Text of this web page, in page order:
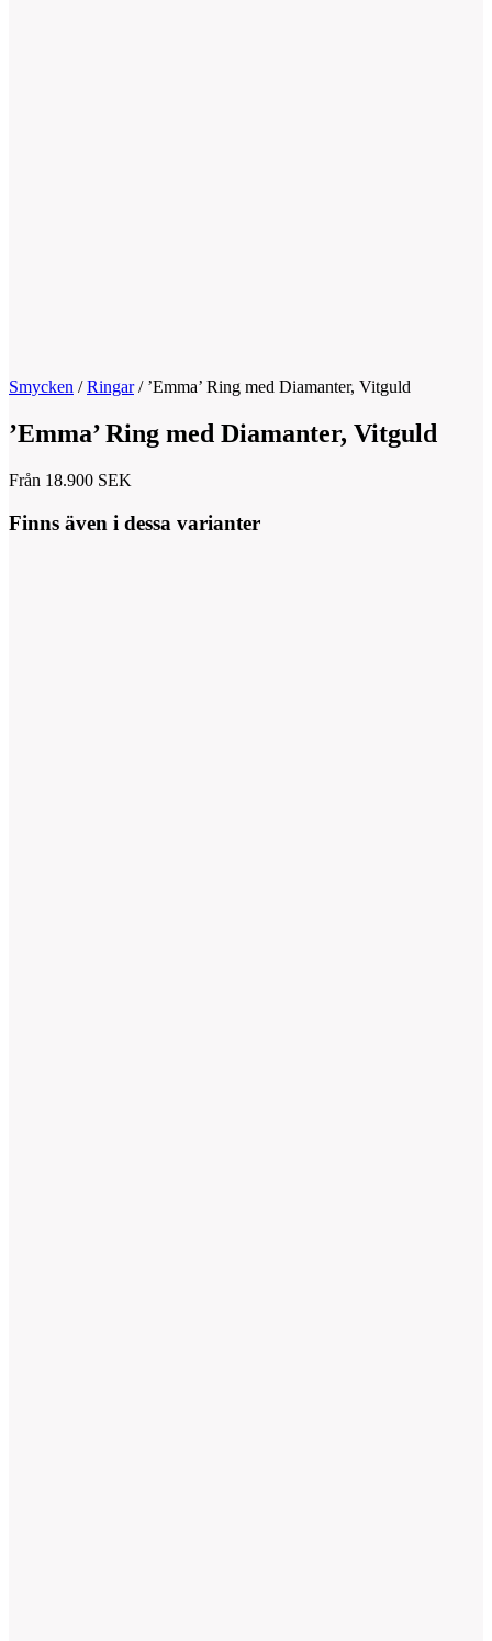
Smycken /Ringar/ ’Emma’ Ring med Diamanter, Vitguld
’Emma’ Ring med Diamanter, Vitguld
Från 18.900 SEK
Finns även i dessa varianter